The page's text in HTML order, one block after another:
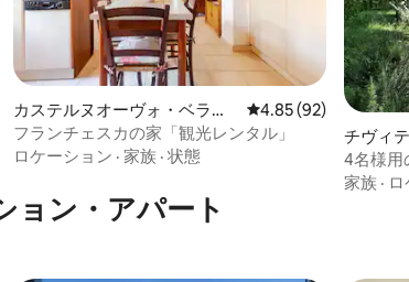
、5つ星中4.98つ星の平均評価
カステルヌオーヴォ・ベラル
デンガの一軒家
レビュー92件、5つ
4.85 (92)
フランチェスカの家「観光レンタル」
ロケーション · 家族 · 状態
チヴィ
ディ・
4名様用
家族 ·
ョン・アパート